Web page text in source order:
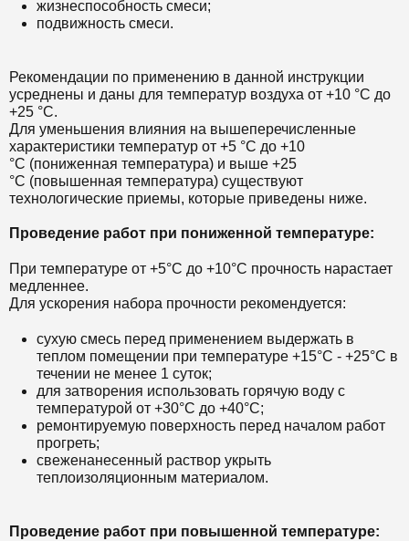
жизнеспособность смеси;
подвижность смеси.
Рекомендации по применению в данной инструкции
усреднены и даны для температур воздуха от +10 °С до
+25 °С.
Для уменьшения влияния на вышеперечисленные
характеристики температур от +5 °С до +10
°С (пониженная температура) и выше +25
°С (повышенная температура) существуют
технологические приемы, которые приведены ниже.
Проведение работ при пониженной температуре:
При температуре от +5°С до +10°С прочность нарастает
медленнее.
Для ускорения набора прочности рекомендуется:
сухую смесь перед применением выдержать в
теплом помещении при температуре +15°С - +25°С в
течении не менее 1 суток;
для затворения использовать горячую воду с
температурой от +30°С до +40°С;
ремонтируемую поверхность перед началом работ
прогреть;
свеженанесенный раствор укрыть
теплоизоляционным материалом.
Проведение работ при повышенной температуре: